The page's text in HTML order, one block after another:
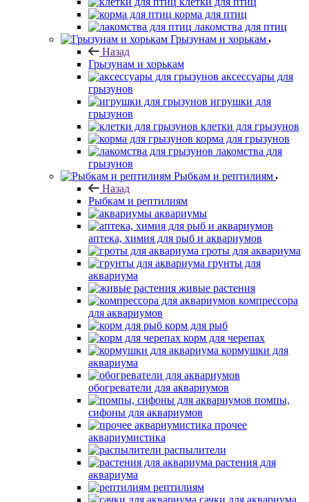
корма для птиц
лакомства для птиц
Грызунам и хорькам
Назад
Грызунам и хорькам
аксессуары для
грызунов
игрушки для
грызунов
клетки для грызунов
корма для грызунов
лакомства для
грызунов
Рыбкам и рептилиям
Назад
Рыбкам и рептилиям
аквариумы
аптека, химия для рыб и аквариумов
гроты для аквариума
грунты для
аквариума
живые растения
компрессора
для аквариумов
корм для рыб
корм для черепах
кормушки для
аквариума
обогреватели для аквариумов
помпы,
сифоны для аквариумов
прочее
аквариумистика
распылители
растения для
аквариума
рептилиям
сачки для аквариума